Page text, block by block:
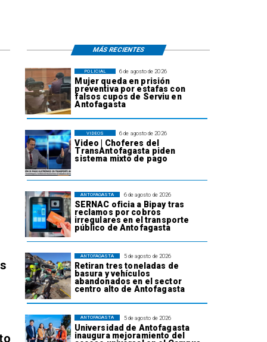
6 de agosto de 2026
Mujer queda en prisión
preventiva por estafas con
falsos cupos de Serviu en
Antofagasta
POLICIAL
6 de agosto de 2026
Video | Choferes del
TransAntofagasta piden
sistema mixto de pago
VIDEOS
6 de agosto de 2026
SERNAC oficia a Bipay tras
reclamos por cobros
irregulares en el transporte
público de Antofagasta
ANTOFAGASTA
5 de agosto de 2026
Retiran tres toneladas de
basura y vehículos
abandonados en el sector
centro alto de Antofagasta
ANTOFAGASTA
5 de agosto de 2026
Universidad de Antofagasta
inaugura mejoramiento del
ANTOFAGASTA
MÁS RECIENTES